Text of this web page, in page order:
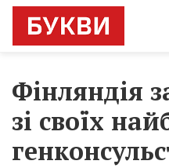
Фінляндія
зі своїх